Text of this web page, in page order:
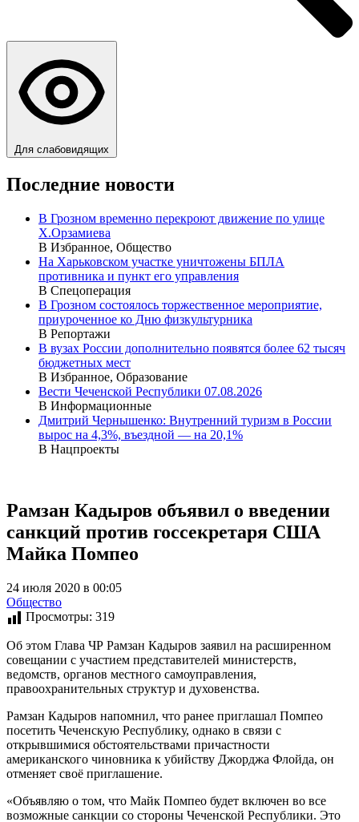
Для слабовидящих
Последние новости
В Грозном временно перекроют движение по улице
Х.Орзамиева
В Избранное, Общество
На Харьковском участке уничтожены БПЛА
противника и пункт его управления
В Спецоперация
В Грозном состоялось торжественное мероприятие,
приуроченное ко Дню физкультурника
В Репортажи
В вузах России дополнительно появятся более 62 тысяч
бюджетных мест
В Избранное, Образование
Вести Чеченской Республики 07.08.2026
В Информационные
Дмитрий Чернышенко: Внутренний туризм в России
вырос на 4,3%, въездной — на 20,1%
В Нацпроекты
Рамзан Кадыров объявил о введении
санкций против госсекретаря США
Майка Помпео
24 июля 2020 в 00:05
Общество
Просмотры: 319
Об этом Глава ЧР Рамзан Кадыров заявил на расширенном
совещании с участием представителей министерств,
ведомств, органов местного самоуправления,
правоохранительных структур и духовенства.
Рамзан Кадыров напомнил, что ранее приглашал Помпео
посетить Чеченскую Республику, однако в связи с
открывшимися обстоятельствами причастности
американского чиновника к убийству Джорджа Флойда, он
отменяет своё приглашение.
«Объявляю о том, что Майк Помпео будет включен во все
возможные санкции со стороны Чеченской Республики. Это